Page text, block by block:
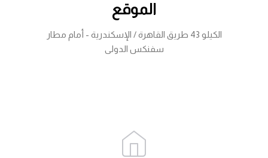
الموقع
الكيلو 43 طريق القاهرة / الإسكندرية - أمام مطار
سفنكس الدولى